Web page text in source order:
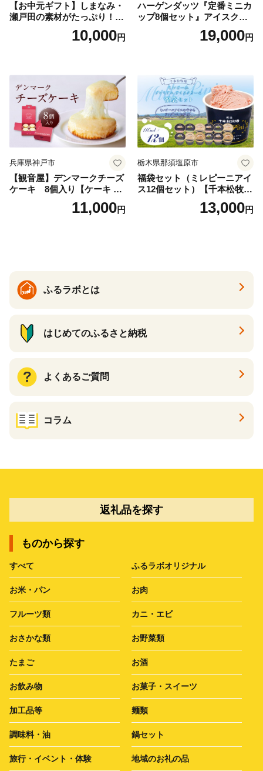
【お中元ギフト】しまなみ・
瀬戸田の素材がたっぷり！ジ
10,000円
ハーゲンダッツ『定番ミニカ
ップ8個セット』アイスクリ
ーム アイス スイーツ デザー
19,000円
兵庫県神戸市
【観音屋】デンマークチーズ
ケーキ 8個入り【ケーキ チ
ーズケーキ 人気スイーツ お
すすめスイーツ 神戸スイー
11,000円
栃木県那須塩原市
福袋セット（ミレピーニアイ
ス12個セット）【千本松牧
場】 ns025-014-12 【デザー
ト 詰め合わせ ギフト】
13,000円
ふるラボとは
はじめてのふるさと納税
よくあるご質問
コラム
返礼品を探す
ものから探す
すべて ふるラボオリジナル
お米・パン お肉
フルーツ類 カニ・エビ
おさかな類 お野菜類
たまご お酒
お飲み物 お菓子・スイーツ
加工品等 麺類
調味料・油 鍋セット
旅行・イベント・体験 地域のお礼の品